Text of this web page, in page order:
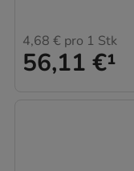
56,11 €¹
4,68 € pro 1 Stk